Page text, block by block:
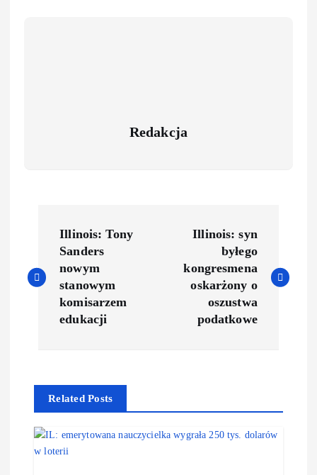
Redakcja
Illinois: Tony
Sanders
nowym
stanowym
komisarzem
edukacji
Illinois: syn
byłego
kongresmena
oskarżony o
oszustwa
podatkowe
Related Posts